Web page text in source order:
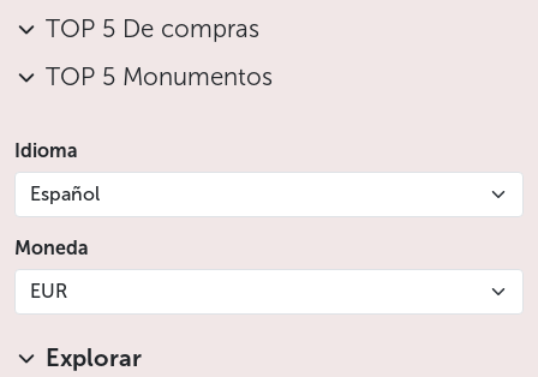
TOP 5 De compras
TOP 5 Monumentos
Idioma
Español
Moneda
EUR
Explorar